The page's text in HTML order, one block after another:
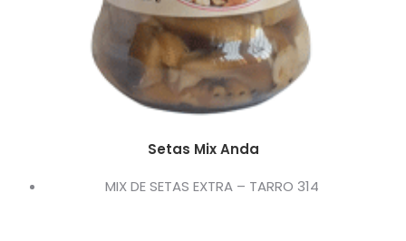
Setas Mix Anda
MIX DE SETAS EXTRA – TARRO 314